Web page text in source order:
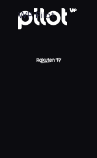
WP Pilot